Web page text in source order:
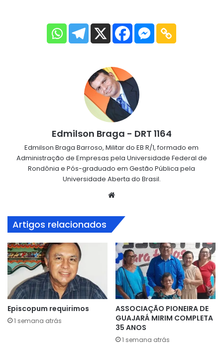
Edmilson Braga - DRT 1164
Edmilson Braga Barroso, Militar do EB R/1, formado em
Administração de Empresas pela Universidade Federal de
Rondônia e Pós-graduado em Gestão Pública pela
Universidade Aberta do Brasil.
Artigos relacionados
Episcopum requirimos
1 semana atrás
ASSOCIAÇÃO PIONEIRA DE
GUAJARÁ MIRIM COMPLETA
35 ANOS
1 semana atrás